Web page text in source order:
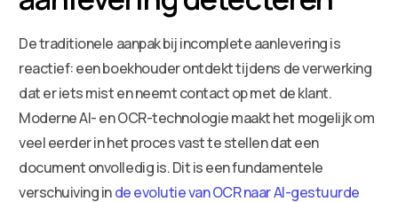
De traditionele aanpak bij incomplete aanlevering is
reactief: een boekhouder ontdekt tijdens de verwerking
dat er iets mist en neemt contact op met de klant.
Moderne AI- en OCR-technologie maakt het mogelijk om
veel eerder in het proces vast te stellen dat een
document onvolledig is. Dit is een fundamentele
verschuiving inde evolutie van OCR naar AI-gestuurde